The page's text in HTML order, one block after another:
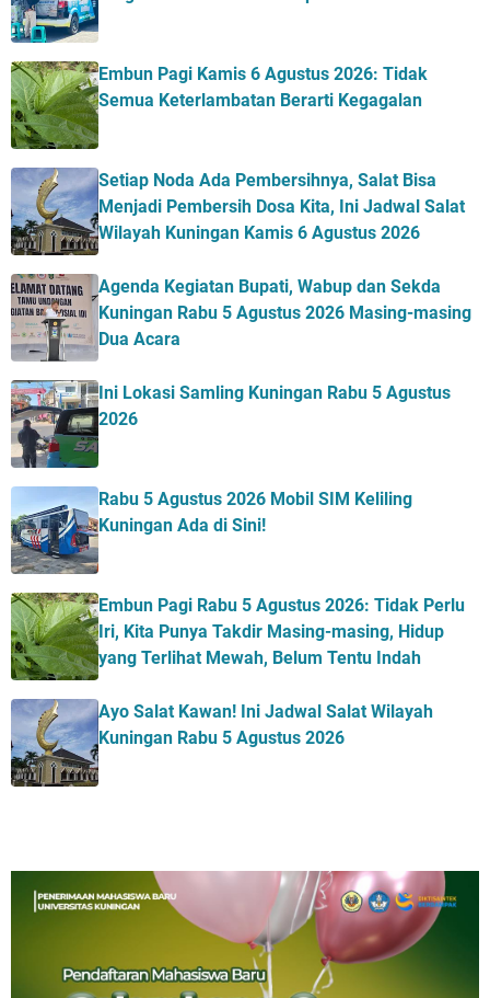
Embun Pagi Kamis 6 Agustus 2026: Tidak
Semua Keterlambatan Berarti Kegagalan
Setiap Noda Ada Pembersihnya, Salat Bisa
Menjadi Pembersih Dosa Kita, Ini Jadwal Salat
Wilayah Kuningan Kamis 6 Agustus 2026
Agenda Kegiatan Bupati, Wabup dan Sekda
Kuningan Rabu 5 Agustus 2026 Masing-masing
Dua Acara
Ini Lokasi Samling Kuningan Rabu 5 Agustus
2026
Rabu 5 Agustus 2026 Mobil SIM Keliling
Kuningan Ada di Sini!
Embun Pagi Rabu 5 Agustus 2026: Tidak Perlu
Iri, Kita Punya Takdir Masing-masing, Hidup
yang Terlihat Mewah, Belum Tentu Indah
Ayo Salat Kawan! Ini Jadwal Salat Wilayah
Kuningan Rabu 5 Agustus 2026